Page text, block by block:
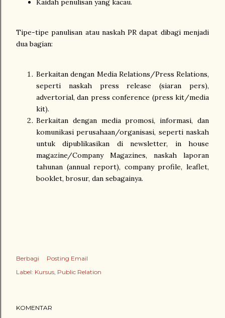
Kaidah penulisan yang kacau.
Tipe-tipe panulisan atau naskah PR dapat dibagi menjadi
dua bagian:
Berkaitan dengan Media Relations/Press Relations,
seperti naskah press release (siaran pers),
advertorial, dan press conference (press kit/media
kit).
Berkaitan dengan media promosi, informasi, dan
komunikasi perusahaan/organisasi, seperti naskah
untuk dipublikasikan di newsletter, in house
magazine/Company Magazines, naskah laporan
tahunan (annual report), company profile, leaflet,
booklet, brosur, dan sebagainya.
Berbagi
Posting Email
Label: Kursus Public Relation
KOMENTAR